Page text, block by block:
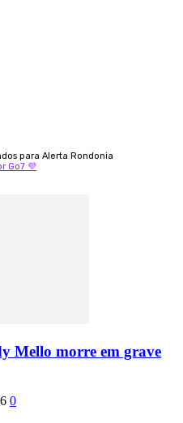
para Alerta Rondonia
Go7 💜
Mello morre em grave
0